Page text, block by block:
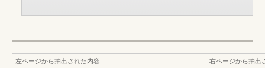
左ページから抽出された内容
右ページから抽出